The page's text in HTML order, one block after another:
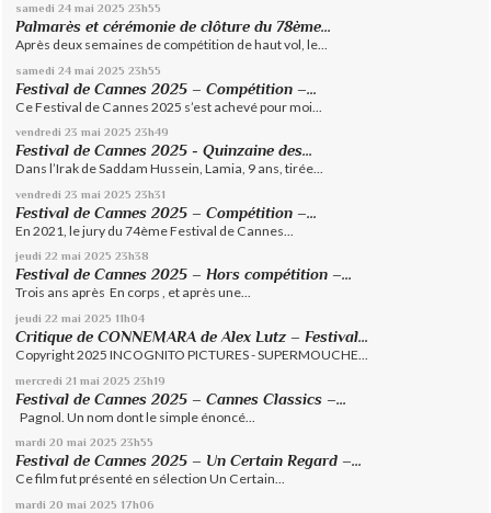
samedi 24 mai 2025 23h55
Palmarès et cérémonie de clôture du 78ème...
Après deux semaines de compétition de haut vol, le...
samedi 24 mai 2025 23h55
Festival de Cannes 2025 – Compétition –...
Ce Festival de Cannes 2025 s’est achevé pour moi...
vendredi 23 mai 2025 23h49
Festival de Cannes 2025 - Quinzaine des...
Dans l’Irak de Saddam Hussein, Lamia, 9 ans, tirée...
vendredi 23 mai 2025 23h31
Festival de Cannes 2025 – Compétition –...
En 2021, le jury du 74ème Festival de Cannes...
jeudi 22 mai 2025 23h38
Festival de Cannes 2025 – Hors compétition –...
Trois ans après En corps , et après une...
jeudi 22 mai 2025 11h04
Critique de CONNEMARA de Alex Lutz – Festival...
Copyright 2025 INCOGNITO PICTURES - SUPERMOUCHE...
mercredi 21 mai 2025 23h19
Festival de Cannes 2025 – Cannes Classics –...
Pagnol. Un nom dont le simple énoncé...
mardi 20 mai 2025 23h55
Festival de Cannes 2025 – Un Certain Regard –...
Ce film fut présenté en sélection Un Certain...
mardi 20 mai 2025 17h06